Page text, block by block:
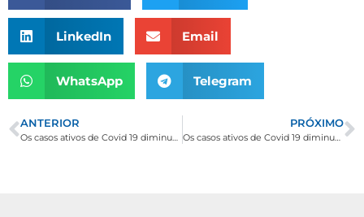
LinkedIn Email
WhatsApp Telegram
ANTERIOR
Os casos ativos de Covid 19 diminuem para 46.
PRÓXIMO
Os casos ativos de Covid 19 diminuem para 48